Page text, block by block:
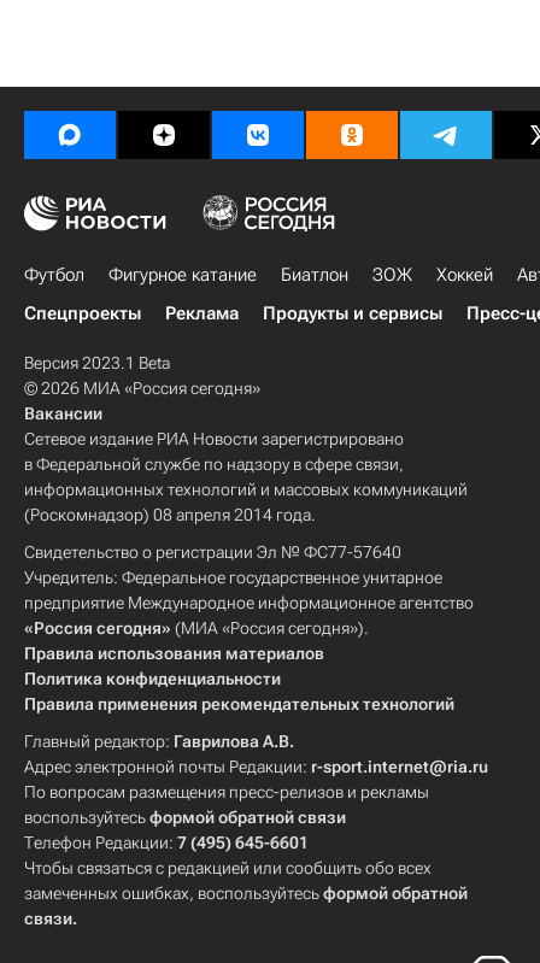
Футбол Фигурное катание Биатлон ЗОЖ Хоккей
Спецпроекты
Реклама Продукты и сервисы Пресс-
Версия 2023.1 Beta
© 2026 МИА «Россия сегодня»
Вакансии
Сетевое издание РИА Новости зарегистрировано
в Федеральной службе по надзору в сфере связи,
информационных технологий и массовых коммуникаций
(Роскомнадзор) 08 апреля 2014 года.
Свидетельство о регистрации Эл № ФС77-57640
Учредитель: Федеральное государственное унитарное
предприятие Международное информационное агентство
«Россия сегодня» (МИА «Россия сегодня»).
Правила использования материалов
Политика конфиденциальности
Правила применения рекомендательных технологий
Главный редактор: Гаврилова А.В.
Адрес электронной почты Редакции: r-sport.internet@ria.ru
По вопросам размещения пресс-релизов и рекламы
воспользуйтесьформой обратной связи
Телефон Редакции: 7 (495) 645-6601
Чтобы связаться с редакцией или сообщить обо всех
замеченных ошибках, воспользуйтесьформой обратной
связи.